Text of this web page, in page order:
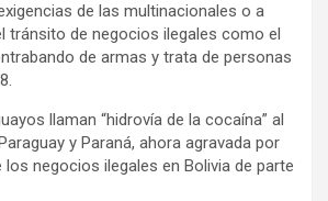
de las mul­ti­na­cio­na­les o a
trán­sito de nego­cios ile­ga­les como el
de armas y trata de per­so­nas
lla­man “hidro­vía de la cocaína” al
y Paraná, ahora agra­vada por
los nego­cios ile­ga­les en Boli­via de parte